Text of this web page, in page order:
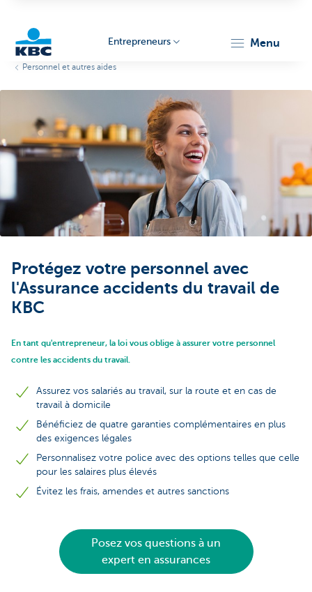
Entrepreneurs
Entrepreneurs menu
Personnel et autres aides
Protégez votre personnel avec
l'Assurance accidents du travail de
KBC
En tant qu'entrepreneur, la loi vous oblige à assurer votre personnel
contre les accidents du travail.
Assurez vos salariés au travail, sur la route et en cas de
travail à domicile
Bénéficiez de quatre garanties complémentaires en plus
des exigences légales
Personnalisez votre police avec des options telles que celle
pour les salaires plus élevés
Évitez les frais, amendes et autres sanctions
Posez vos questions à un
expert en assurances